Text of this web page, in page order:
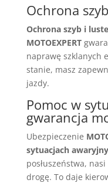
Ochrona
Ochrona szyb i
MOTOEXPERT
naprawę szklanych
stanie, masz
jazdy.
Pomoc w
gwarancja
Ubezpieczenie
sytuacjach
posłuszeństwa,
drogę. To daje